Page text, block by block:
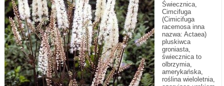
Świecznica,
Cimcifuga
(Cimicifuga
racemosa inna
nazwa: Actaea)
pluskiwca
groniasta,
świecznica to
olbrzymia,
amerykańska,
roślina wieloletnia,